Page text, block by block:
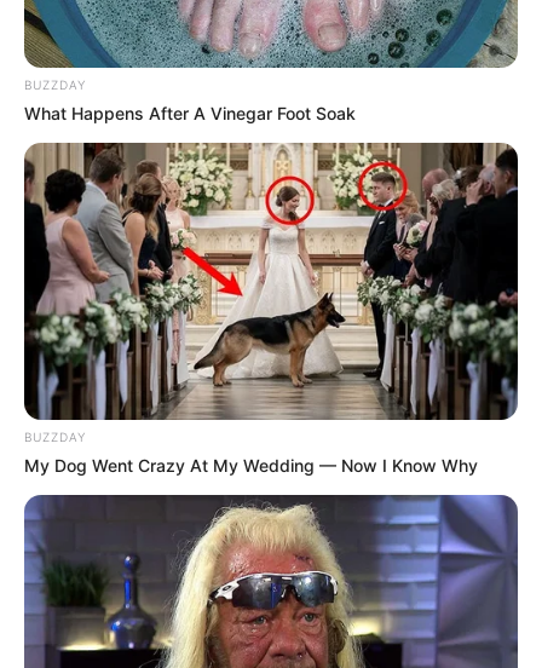
BUZZDAY
What Happens After A Vinegar Foot Soak
BUZZDAY
My Dog Went Crazy At My Wedding — Now I Know Why